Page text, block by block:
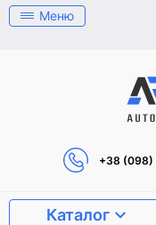
Меню
+38 (098)
Каталог